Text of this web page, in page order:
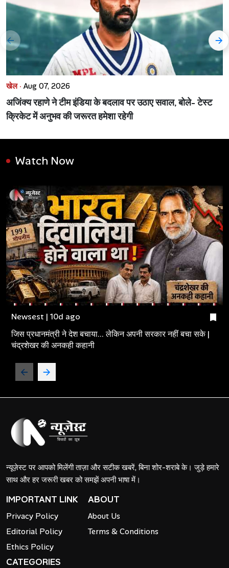
खेल · Aug 07, 2026
अजिंक्य रहाणे ने टीम इंडिया के बदलाव पर उठाए सवाल, बोले- टेस्ट
क्रिकेट में अनुभव की जरूरत हमेशा रहेगी
Watch Now
Newsest | 10d ago
जिस प्रधानमंत्री ने देश बचाया... लेकिन अपनी सरकार नहीं बचा सके |
चंद्रशेखर की अनकही कहानी
न्यूज़ेस्ट पर आपको मिलेंगी ताज़ा और सटीक खबरें, बिना शोर-शराबे के। जुड़े हमारे
साथ और हर जरूरी खबर को समझें अपनी भाषा में।
IMPORTANT LINK
Privacy Policy
Editorial Policy
Ethics Policy
ABOUT
About Us
Terms & Conditions
CATEGORIES